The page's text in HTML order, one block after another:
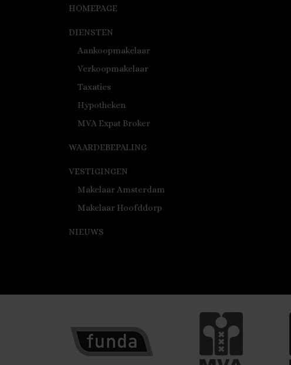
HOMEPAGE
DIENSTEN
Aankoopmakelaar
Verkoopmakelaar
Taxaties
Hypotheken
MVA Expat Broker
WAARDEBEPALING
VESTIGINGEN
Makelaar Amsterdam
Makelaar Hoofddorp
NIEUWS